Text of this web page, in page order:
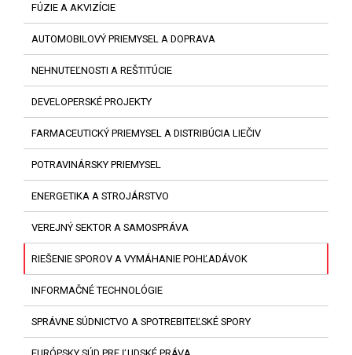
FÚZIE A AKVIZÍCIE
AUTOMOBILOVÝ PRIEMYSEL A DOPRAVA
NEHNUTEĽNOSTI A REŠTITÚCIE
DEVELOPERSKÉ PROJEKTY
FARMACEUTICKÝ PRIEMYSEL A DISTRIBÚCIA LIEČIV
POTRAVINÁRSKY PRIEMYSEL
ENERGETIKA A STROJÁRSTVO
VEREJNÝ SEKTOR A SAMOSPRÁVA
RIEŠENIE SPOROV A VYMÁHANIE POHĽADÁVOK
INFORMAČNÉ TECHNOLÓGIE
SPRÁVNE SÚDNICTVO A SPOTREBITEĽSKÉ SPORY